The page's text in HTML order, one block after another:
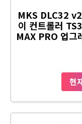
MKS DLC32
이 컨트롤러
MAX PRO 업그
현